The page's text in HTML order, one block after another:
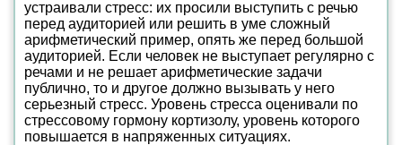
устраивали стресс: их просили выступить с речью
перед аудиторией или решить в уме сложный
арифметический пример, опять же перед большой
аудиторией. Если человек не выступает регулярно с
речами и не решает арифметические задачи
публично, то и другое должно вызывать у него
серьезный стресс. Уровень стресса оценивали по
стрессовому гормону кортизолу, уровень которого
повышается в напряженных ситуациях.